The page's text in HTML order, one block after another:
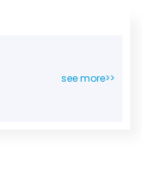
see more>>